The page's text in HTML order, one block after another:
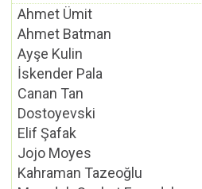
Ahmet Ümit
Ahmet Batman
Ayşe Kulin
İskender Pala
Canan Tan
Dostoyevski
Elif Şafak
Jojo Moyes
Kahraman Tazeoğlu